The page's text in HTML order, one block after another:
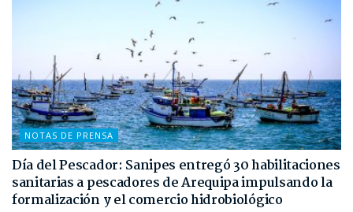
NOTAS DE PRENSA
Día del Pescador: Sanipes entregó 30 habilitaciones
sanitarias a pescadores de Arequipa impulsando la
formalización y el comercio hidrobiológico